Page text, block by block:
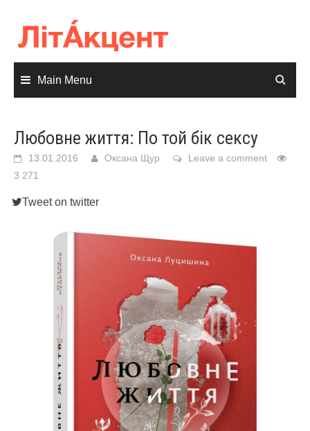
content
Main Menu
Любовне життя: По той бік сексу
13.01.2016 Оксана Щур
Leave a comment
3 271
Tweet on twitter